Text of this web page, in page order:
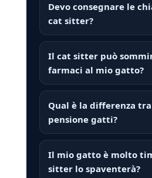
Devo consegnare le
cat sitter?
Il cat sitter può
farmaci al mio gatto?
Qual è la differenza
pensione gatti?
Il mio gatto è molto
sitter lo spaventerà?